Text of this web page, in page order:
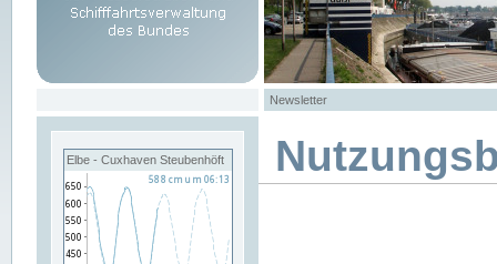
Newsletter
Elbe - Cuxhaven Steubenhöft